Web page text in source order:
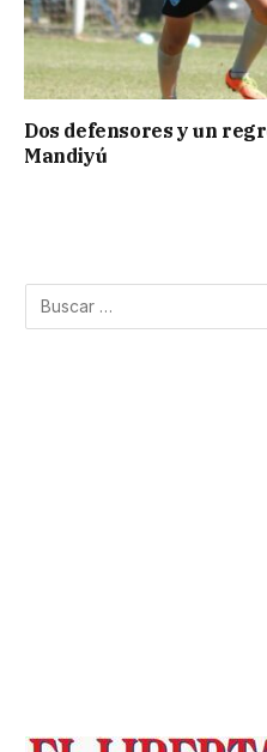
Dos defensores y un
Mandiyú